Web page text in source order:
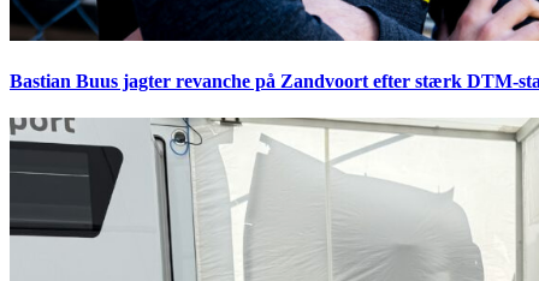
Bastian Buus jagter revanche på Zandvoort efter stærk DTM-